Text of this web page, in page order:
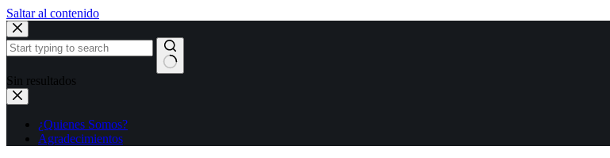
Saltar al contenido
Sin resultados
¿Quienes Somos?
Agradecimientos